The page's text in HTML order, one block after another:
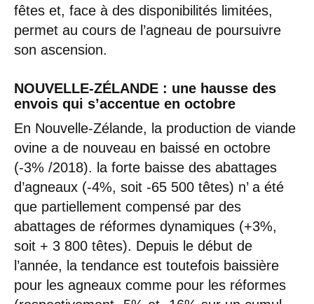
fêtes et, face à des disponibilités limitées,
permet au cours de l’agneau de poursuivre
son ascension.
NOUVELLE-ZÉLANDE : une hausse des
envois qui s’accentue en octobre
En Nouvelle-Zélande, la production de viande
ovine a de nouveau en baissé en octobre
(-3% /2018). la forte baisse des abattages
d’agneaux (-4%, soit -65 500 têtes) n’ a été
que partiellement compensé par des
abattages de réformes dynamiques (+3%,
soit + 3 800 têtes). Depuis le début de
l’année, la tendance est toutefois baissière
pour les agneaux comme pour les réformes